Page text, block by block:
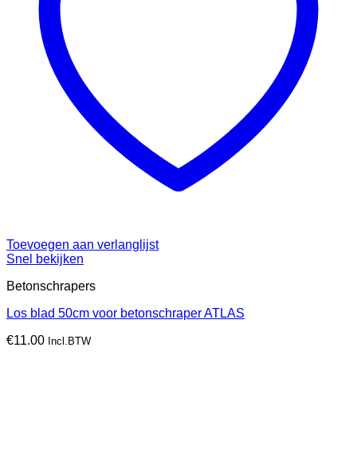
Toevoegen aan verlanglijst
Snel bekijken
Betonschrapers
Los blad 50cm voor betonschraper ATLAS
€11.00 Incl.BTW